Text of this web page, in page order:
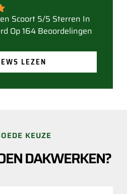
Op 164 Beoordelingen
LEZEN
KEUZE
DAKWERKEN?